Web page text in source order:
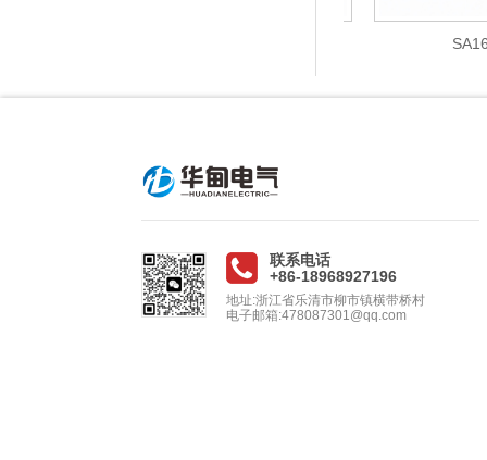
SA16
联系电话
+86-18968927196
地址:浙江省乐清市柳市镇横带桥村
电子邮箱:478087301@qq.com